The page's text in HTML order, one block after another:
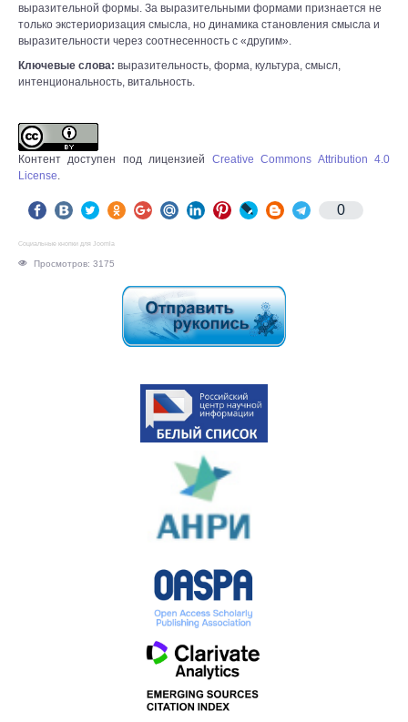
выразительной формы. За выразительными формами признается не
только экстериоризация смысла, но динамика становления смысла и
выразительности через соотнесенность с «другим».
Ключевые слова: выразительность, форма, культура, смысл,
интенциональность, витальность.
Контент доступен под лицензией Creative Commons Attribution 4.0
License.
0
Социальные кнопки для Joomla
Просмотров: 3175